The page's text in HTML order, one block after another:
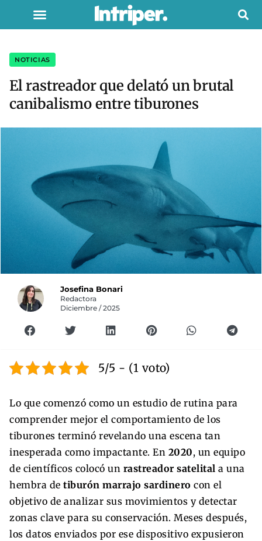
NOTICIAS
El rastreador que delató un brutal
canibalismo entre tiburones
Josefina Bonari
Redactora
Diciembre / 2025
5/5 - (1 voto)
Lo que comenzó como un estudio de rutina para
comprender mejor el comportamiento de los
tiburones terminó revelando una escena tan
inesperada como impactante. En 2020, un equipo
de científicos colocó un rastreador satelital a una
hembra de tiburón marrajo sardinero con el
objetivo de analizar sus movimientos y detectar
zonas clave para su conservación. Meses después,
los datos enviados por ese dispositivo expusieron